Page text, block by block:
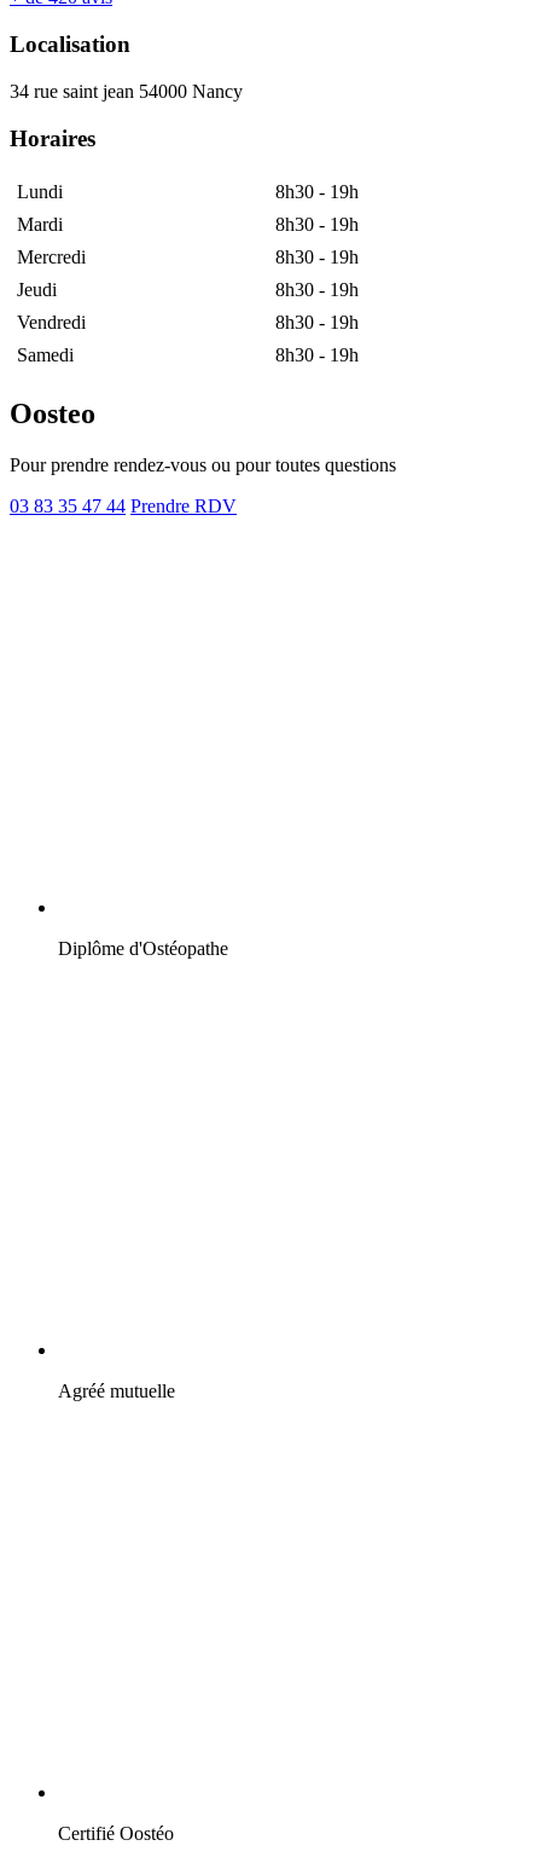
Localisation
34 rue saint jean 54000 Nancy
Horaires
Lundi
8h30 - 19h
Mardi
8h30 - 19h
Mercredi
8h30 - 19h
Jeudi
8h30 - 19h
Vendredi
8h30 - 19h
Samedi
8h30 - 19h
Oosteo
Pour prendre rendez-vous ou pour toutes questions
03 83 35 47 44 Prendre RDV
Diplôme d'Ostéopathe
Agréé mutuelle
Certifié Oostéo